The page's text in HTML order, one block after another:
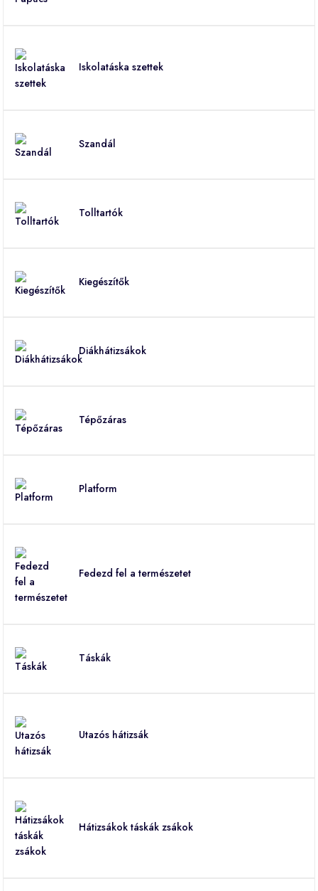
Iskolatáska szettek
Szandál
Tolltartók
Kiegészítők
Diákhátizsákok
Tépőzáras
Platform
Fedezd fel a természetet
Táskák
Utazós hátizsák
Hátizsákok táskák zsákok